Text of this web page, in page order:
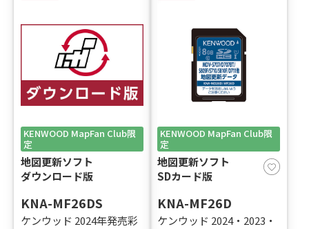
［デンソーテン］向け
チューニングSD
・車載用Wi-Fiルーター
・更新用UIMカード
ドライブレコーダー推奨
microSDカード
KENWOOD MapFan Club限
定
地図更新ソフト
ダウンロード版
KNA-MF26DS
ケンウッド 2024年発売彩
KENWOOD MapFan Club限
定
地図更新ソフト
SDカード版
KNA-MF26D
ケンウッド 2024・2023・